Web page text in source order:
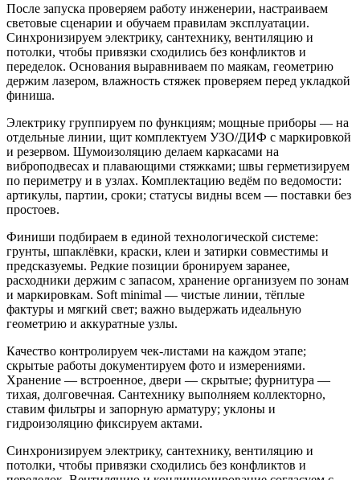
После запуска проверяем работу инженерии, настраиваем
световые сценарии и обучаем правилам эксплуатации.
Синхронизируем электрику, сантехнику, вентиляцию и
потолки, чтобы привязки сходились без конфликтов и
переделок. Основания выравниваем по маякам, геометрию
держим лазером, влажность стяжек проверяем перед укладкой
финиша.
Электрику группируем по функциям; мощные приборы — на
отдельные линии, щит комплектуем УЗО/ДИФ с маркировкой
и резервом. Шумоизоляцию делаем каркасами на
виброподвесах и плавающими стяжками; швы герметизируем
по периметру и в узлах. Комплектацию ведём по ведомости:
артикулы, партии, сроки; статусы видны всем — поставки без
простоев.
Финиши подбираем в единой технологической системе:
грунты, шпаклёвки, краски, клеи и затирки совместимы и
предсказуемы. Редкие позиции бронируем заранее,
расходники держим с запасом, хранение организуем по зонам
и маркировкам. Soft minimal — чистые линии, тёплые
фактуры и мягкий свет; важно выдержать идеальную
геометрию и аккуратные узлы.
Качество контролируем чек‑листами на каждом этапе;
скрытые работы документируем фото и измерениями.
Хранение — встроенное, двери — скрытые; фурнитура —
тихая, долговечная. Сантехнику выполняем коллекторно,
ставим фильтры и запорную арматуру; уклоны и
гидроизоляцию фиксируем актами.
Синхронизируем электрику, сантехнику, вентиляцию и
потолки, чтобы привязки сходились без конфликтов и